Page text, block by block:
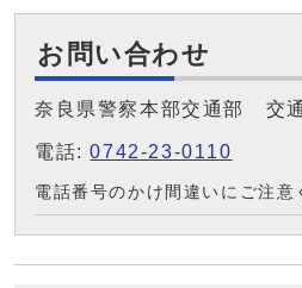
お問い合わせ
奈良県警察本部交通部 交
電話:0742-23-0110
電話番号のかけ間違いにご注意